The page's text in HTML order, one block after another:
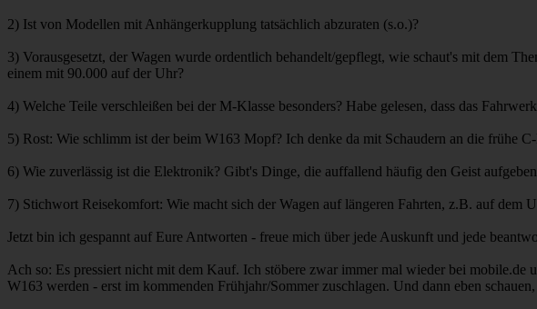
2) Ist von Modellen mit Anhängerkupplung tatsächlich abzuraten (s.o.)?
3) Vorausgesetzt, der Wagen wurde ordentlich behandelt/gepflegt, wie schaut's mit dem
einem mit 90.000 auf der Uhr?
4) Welche Teile verschleißen bei der M-Klasse besonders? Habe gelesen, dass das
5) Rost: Wie schlimm ist der beim W163 Mopf? Ich denke da mit Schaudern an die frühe
6) Wie zuverlässig ist die Elektronik? Gibt's Dinge, die auffallend häufig den Geist
7) Stichwort Reisekomfort: Wie macht sich der Wagen auf längeren Fahrten, z.B. auf dem
Jetzt bin ich gespannt auf Eure Antworten - freue mich über jede Auskunft und jede
Ach so: Es pressiert nicht mit dem Kauf. Ich stöbere zwar immer mal wieder bei
W163 werden - erst im kommenden Frühjahr/Sommer zuschlagen. Und dann eben